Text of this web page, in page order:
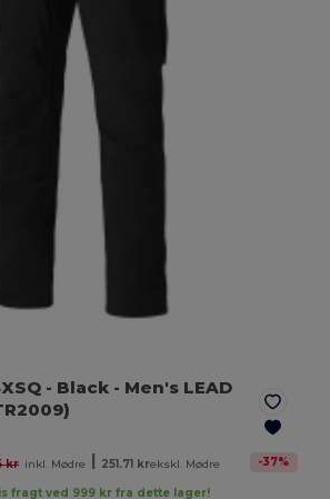
- Black - Men's LEAD
kr inkl. Mødre | 251.71 krekskl. Mødre -37%
fragt ved 999 kr fra dette lager!